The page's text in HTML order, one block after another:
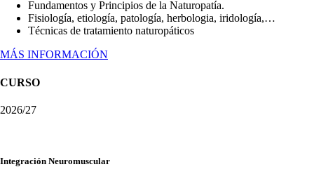
Fundamentos y Principios de la Naturopatía.
Fisiología, etiología, patología, herbologia, iridología,…
Técnicas de tratamiento naturopáticos
MÁS INFORMACIÓN
CURSO
2026/27
Integración Neuromuscular